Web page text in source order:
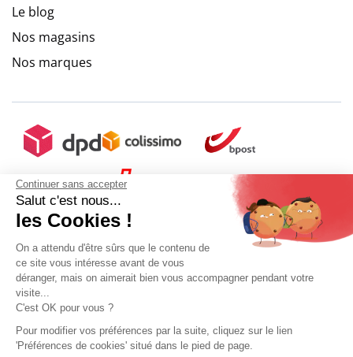
Continuer sans accepter
Salut c'est nous...
les Cookies !
On a attendu d'être sûrs que le contenu de
ce site vous intéresse avant de vous
déranger, mais on aimerait bien vous accompagner pendant votre
visite...
C'est OK pour vous ?
Pour modifier vos préférences par la suite, cliquez sur le lien
'Préférences de cookies' situé dans le pied de page.
Le blog
Nos magasins
Nos marques